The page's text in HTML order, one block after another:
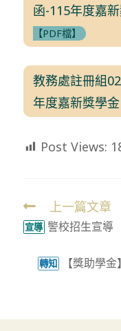
函-115年度嘉新
【PDF檔】
教務處註冊組
年度嘉新獎學金
Post Views:
Read
more
上一篇文章
宣導 警校招生宣導
轉知
【獎助學